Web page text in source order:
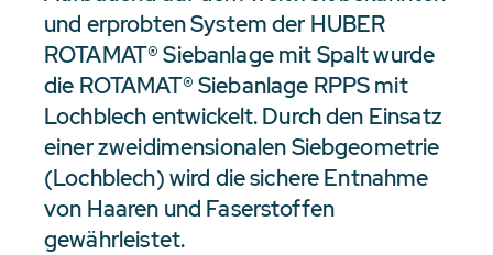
und erprobten System der HUBER
ROTAMAT® Siebanlage mit Spalt wurde
die ROTAMAT® Siebanlage RPPS mit
Lochblech entwickelt. Durch den Einsatz
einer zweidimensionalen Siebgeometrie
(Lochblech) wird die sichere Entnahme
von Haaren und Faserstoffen
gewährleistet.